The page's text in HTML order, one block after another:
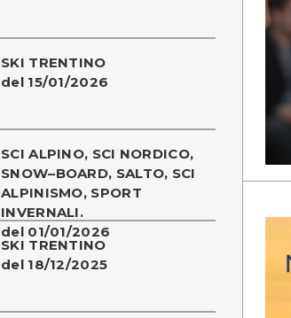
SKI TRENTINO
del 15/01/2026
SCI ALPINO, SCI NORDICO,
SNOW–BOARD, SALTO, SCI
ALPINISMO, SPORT
INVERNALI.
del 01/01/2026
SKI TRENTINO
del 18/12/2025